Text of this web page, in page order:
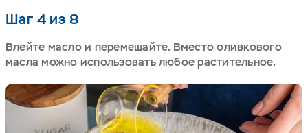
Шаг 4 из 8
Влейте масло и перемешайте. Вместо оливкового
масла можно использовать любое растительное.